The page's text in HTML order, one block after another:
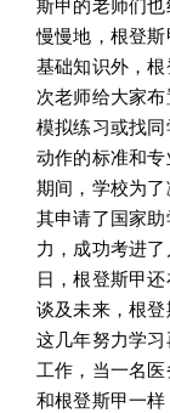
斯甲的老师们也
慢慢地，根登
基础知识外，
次老师给大家
模拟练习或找
动作的标准和专
期间，学校为
其申请了国家
力，成功考进
日，根登斯甲
谈及未来，根
这几年努力学
工作，当一名
和根登斯甲一